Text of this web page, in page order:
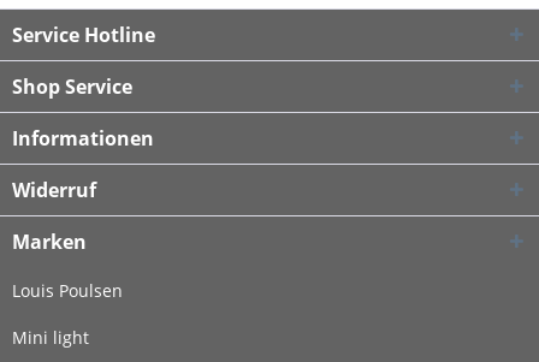
Service Hotline
Shop Service
Informationen
Widerruf
Marken
Louis Poulsen
Mini light